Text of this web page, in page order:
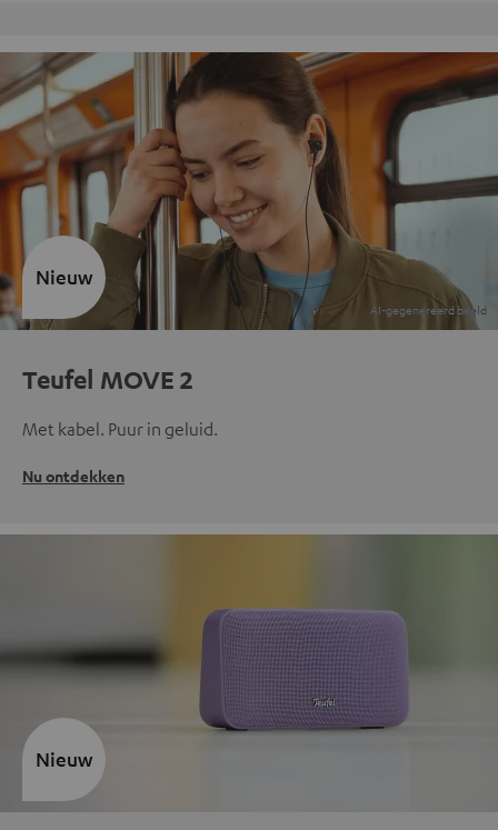
Teufel MOVE 2
Met kabel. Puur in geluid.
Nu ontdekken
Nieuw
Nieuw